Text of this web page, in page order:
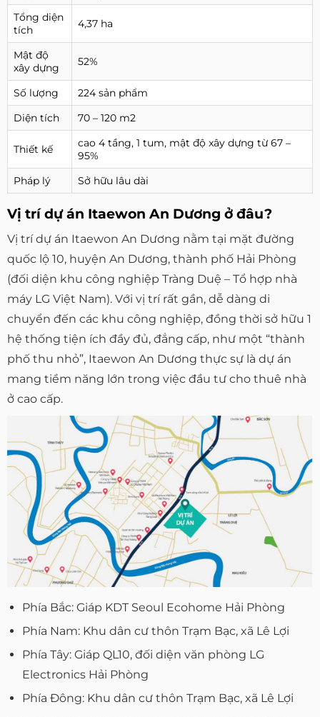
Tổng diện
tích
4,37 ha
Mật độ
xây dựng
52%
Số lượng
224 sản phẩm
Diện tích
70 – 120 m2
Thiết kế
cao 4 tầng, 1 tum, mật độ xây dựng từ 67 –
95%
Pháp lý
Sở hữu lâu dài
Vị trí dự án Itaewon An Dương ở đâu?
Vị trí dự án Itaewon An Dương nằm tại mặt đường
quốc lộ 10, huyện An Dương, thành phố Hải Phòng
(đối diện khu công nghiệp Tràng Duệ – Tổ hợp nhà
máy LG Việt Nam). Với vị trí rất gần, dễ dàng di
chuyển đến các khu công nghiệp, đồng thời sở hữu 1
hệ thống tiện ích đầy đủ, đẳng cấp, như một “thành
phố thu nhỏ”, Itaewon An Dương thực sự là dự án
mang tiềm năng lớn trong việc đầu tư cho thuê nhà
ở cao cấp.
Phía Bắc: Giáp KDT Seoul Ecohome Hải Phòng
Phía Nam: Khu dân cư thôn Trạm Bạc, xã Lê Lợi
Phía Tây: Giáp QL10, đối diện văn phòng LG
Electronics Hải Phòng
Phía Đông: Khu dân cư thôn Trạm Bạc, xã Lê Lợi